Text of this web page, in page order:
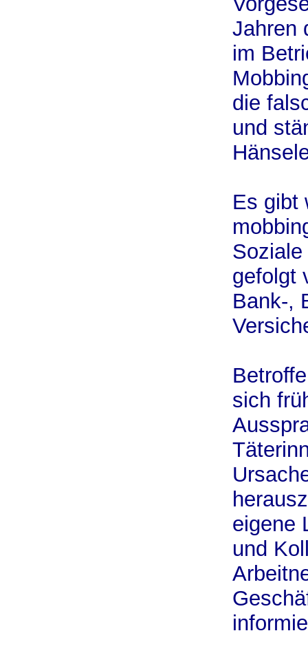
Jahren
im
die
und
Es gibt
gefolgt
Bank-,
sich
eigene
und